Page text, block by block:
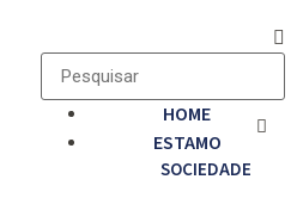
HOME
ESTAMO
SOCIEDADE